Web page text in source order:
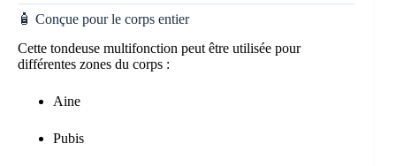
🧴 Conçue pour le corps entier
Cette tondeuse multifonction peut être utilisée pour
différentes zones du corps :
Aine
Pubis